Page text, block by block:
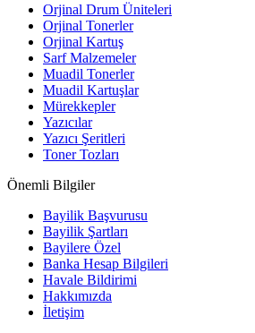
Orjinal Drum Üniteleri
Orjinal Tonerler
Orjinal Kartuş
Sarf Malzemeler
Muadil Tonerler
Muadil Kartuşlar
Mürekkepler
Yazıcılar
Yazıcı Şeritleri
Toner Tozları
Önemli Bilgiler
Bayilik Başvurusu
Bayilik Şartları
Bayilere Özel
Banka Hesap Bilgileri
Havale Bildirimi
Hakkımızda
İletişim